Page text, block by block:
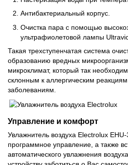
Антибактериальный корпус.
Очистка пара с помощью
ультрафиолетовой лампы
Такая трехступенчатая система
образованию вредных
микроклимат, который так
склонным к аллергическим
заболеваниям.
Управление и комфорт
Увлажнитель воздуха Electrolux
программное управление, а также
автоматического увлажнения